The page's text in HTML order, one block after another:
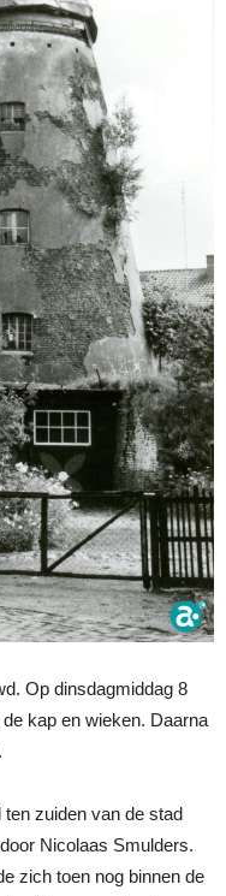
Op dinsdagmiddag 8
kap en wieken. Daarna
zuiden van de stad
Nicolaas Smulders.
zich toen nog binnen de